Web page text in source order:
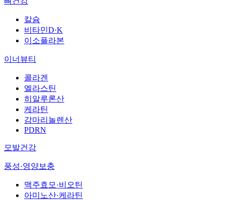
칼슘
비타민D·K
이소플라본
이너뷰티
콜라겐
엘라스틴
히알루론산
케라틴
감마리놀렌산
PDRN
모발건강
풍성·영양보충
맥주효모·비오틴
아미노산·케라틴